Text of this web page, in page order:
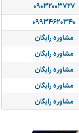
۰۹۰۳۲۰۰۳۷۲۷
۰۹۹۳۴۶۲۰۳۴۰
مشاوره رایگان
مشاوره رایگان
مشاوره رایگان
مشاوره رایگان
مشاوره رایگان